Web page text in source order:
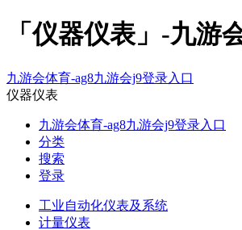
「仪器仪表」-九游
九游会体育-ag8九游会j9登录入口
仪器仪表
九游会体育-ag8九游会j9登录入口
分类
搜索
登录
工业自动化仪表及系统
计量仪表